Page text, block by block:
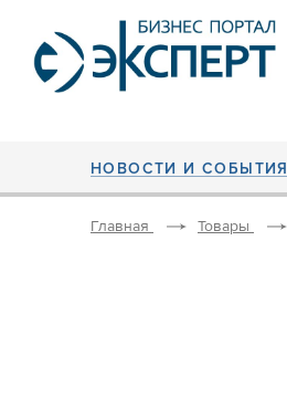
НОВОСТИ И СОБЫТИЯ
Главная Товары